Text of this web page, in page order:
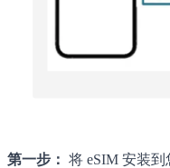
第一步： 将 eSIM 安装